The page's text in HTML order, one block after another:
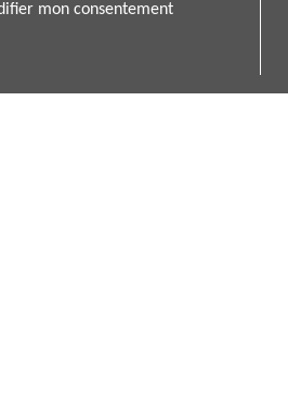
mon consentement